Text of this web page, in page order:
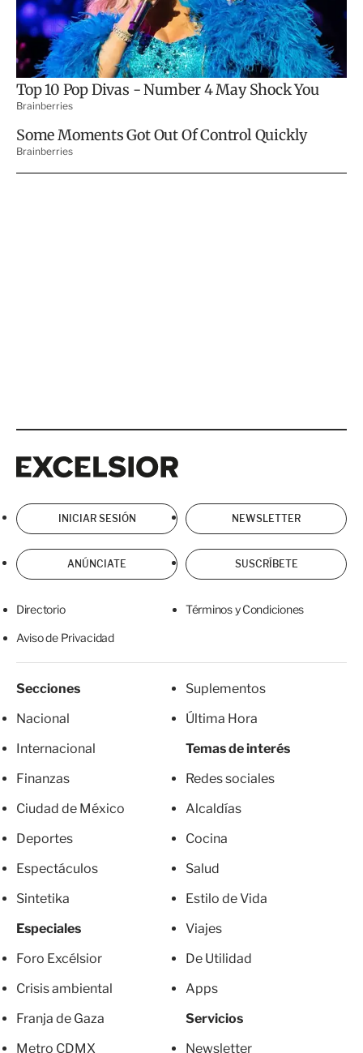
INICIAR SESIÓN NEWSLETTER
ANÚNCIATE SUSCRÍBETE
Directorio Términos y Condiciones
Aviso de Privacidad
Secciones
Nacional
Internacional
Finanzas
Ciudad de México
Deportes
Espectáculos
Sintetika
Especiales
Foro Excélsior
Crisis ambiental
Franja de Gaza
Metro CDMX
Suplementos
Última Hora
Temas de interés
Redes sociales
Alcaldías
Cocina
Salud
Estilo de Vida
Viajes
De Utilidad
Apps
Servicios
Newsletter